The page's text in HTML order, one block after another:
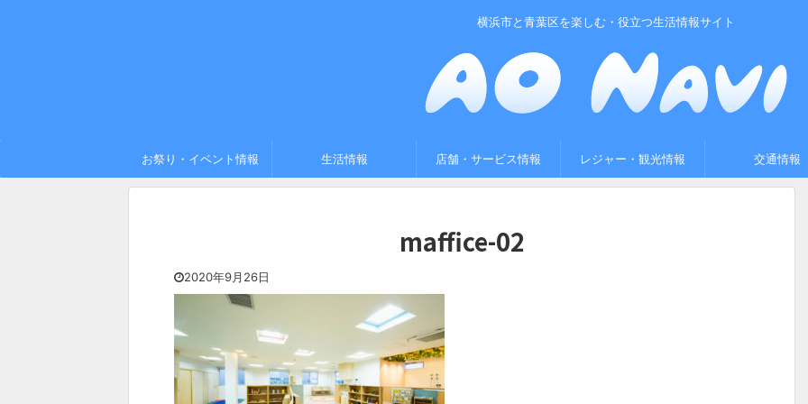
横浜市と青葉区を楽しむ・役立つ生活情報サイト
お祭り・イベント情報 生活情報 店舗・サービス情報 レジャー・観光情報 交通情報
maffice-02
2020年9月26日